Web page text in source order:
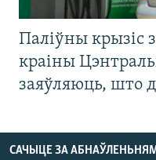
Паліўны крызіс
краіны
заяўляюць, што
САЧЫЦЕ ЗА